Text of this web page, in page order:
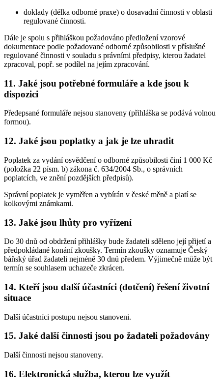
doklady (délka odborné praxe) o dosavadní činnosti v oblasti
regulované činnosti.
Dále je spolu s přihláškou požadováno předložení vzorové
dokumentace podle požadované odborné způsobilosti v příslušné
regulované činnosti v souladu s právními předpisy, kterou žadatel
zpracoval, popř. se podílel na jejím zpracování.
11. Jaké jsou potřebné formuláře a kde jsou k
dispozici
Předepsané formuláře nejsou stanoveny (přihláška se podává volnou
formou).
12. Jaké jsou poplatky a jak je lze uhradit
Poplatek za vydání osvědčení o odborné způsobilosti činí 1 000 Kč
(položka 22 písm. b) zákona č. 634/2004 Sb., o správních
poplatcích, ve znění pozdějších předpisů).
Správní poplatek je vyměřen a vybírán v české měně a platí se
kolkovými známkami.
13. Jaké jsou lhůty pro vyřízení
Do 30 dnů od obdržení přihlášky bude žadateli sděleno její přijetí a
předpokládané konání zkoušky. Termín zkoušky oznamuje Český
báňský úřad žadateli nejméně 30 dnů předem. Výjimečně může být
termín se souhlasem uchazeče zkrácen.
14. Kteří jsou další účastníci (dotčení) řešení životní
situace
Další účastníci postupu nejsou stanoveni.
15. Jaké další činnosti jsou po žadateli požadovány
Další činnosti nejsou stanoveny.
16. Elektronická služba, kterou lze využít